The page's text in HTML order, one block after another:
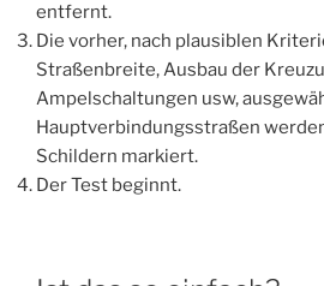
entfernt.
Die vorher, nach plausiblen
Straßenbreite, Ausbau der
Ampelschaltungen usw,
Hauptverbindungsstraßen
Schildern markiert.
Der Test beginnt.